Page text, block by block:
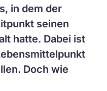
in dem der
seinen
hatte. Dabei ist
Doch wie